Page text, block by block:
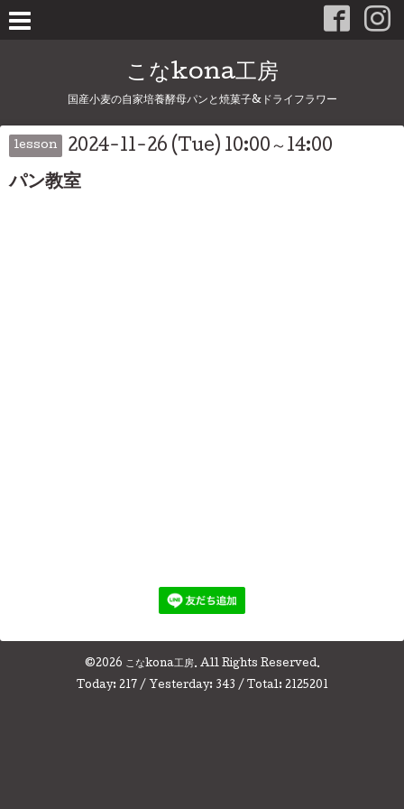
こなkona工房
国産小麦の自家培養酵母パンと焼菓子&ドライフラワー
lesson 2024-11-26 (Tue) 10:00～14:00
パン教室
©2026 こなkona工房. All Rights Reserved.
Today: 217 / Yesterday: 343 / Total: 2125201